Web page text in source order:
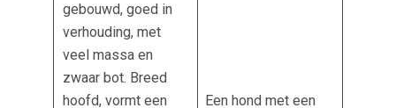
gebouwd, goed in
verhouding, met
veel massa en
zwaar bot. Breed
hoofd, vormt een
Een hond met een